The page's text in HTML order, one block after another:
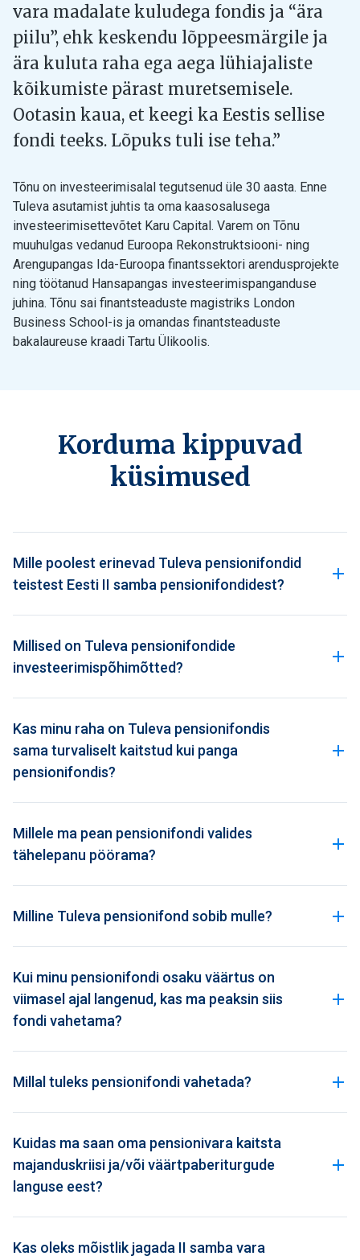
vara madalate kuludega fondis ja “ära
piilu”, ehk keskendu lõppeesmärgile ja
ära kuluta raha ega aega lühiajaliste
kõikumiste pärast muretsemisele.
Ootasin kaua, et keegi ka Eestis sellise
fondi teeks. Lõpuks tuli ise teha.”
Tõnu on investeerimisalal tegutsenud üle 30 aasta. Enne
Tuleva asutamist juhtis ta oma kaasosalusega
investeerimisettevõtet Karu Capital. Varem on Tõnu
muuhulgas vedanud Euroopa Rekonstruktsiooni- ning
Arengupangas Ida-Euroopa finantssektori arendusprojekte
ning töötanud Hansapangas investeerimispanganduse
juhina. Tõnu sai finantsteaduste magistriks London
Business School-is ja omandas finantsteaduste
bakalaureuse kraadi Tartu Ülikoolis.
Korduma kippuvad
küsimused
Mille poolest erinevad Tuleva pensionifondid
teistest Eesti II samba pensionifondidest?
Millised on Tuleva pensionifondide
investeerimispõhimõtted?
Kas minu raha on Tuleva pensionifondis
sama turvaliselt kaitstud kui panga
pensionifondis?
Millele ma pean pensionifondi valides
tähelepanu pöörama?
Milline Tuleva pensionifond sobib mulle?
Kui minu pensionifondi osaku väärtus on
viimasel ajal langenud, kas ma peaksin siis
fondi vahetama?
Millal tuleks pensionifondi vahetada?
Kuidas ma saan oma pensionivara kaitsta
majanduskriisi ja/või väärtpaberiturgude
languse eest?
Kas oleks mõistlik jagada II samba vara